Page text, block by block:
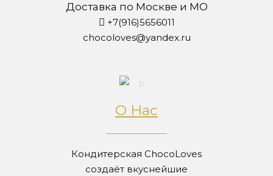
Доставка по Москве и МО
+7(916)5656011
chocoloves@yandex.ru
О Нас
Кондитерская ChocoLoves
создаёт вкуснейшие